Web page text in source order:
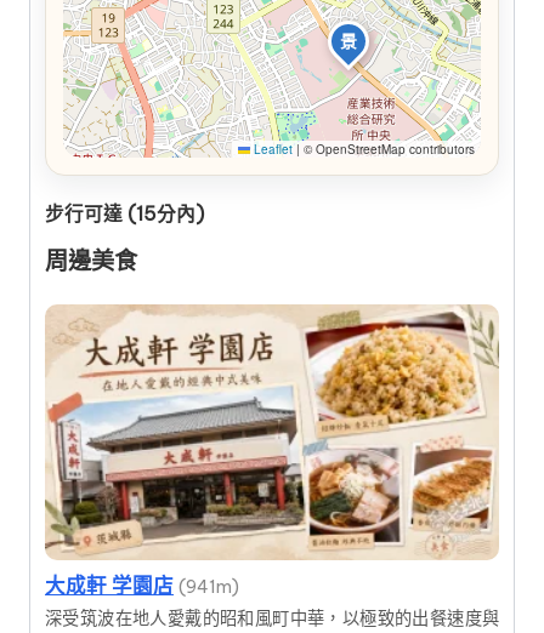
景
Leaflet | © OpenStreetMap contributors
步行可達 (15分內)
周邊美食
大成軒 学園店 (941m)
深受筑波在地人愛戴的昭和風町中華，以極致的出餐速度與